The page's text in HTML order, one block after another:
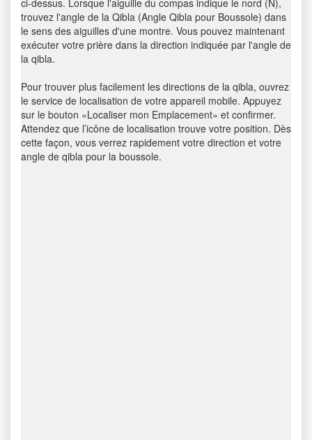
ci-dessus. Lorsque l'aiguille du compas indique le nord (N),
trouvez l'angle de la Qibla (Angle Qibla pour Boussole) dans
le sens des aiguilles d'une montre. Vous pouvez maintenant
exécuter votre prière dans la direction indiquée par l'angle de
la qibla.
Pour trouver plus facilement les directions de la qibla, ouvrez
le service de localisation de votre appareil mobile. Appuyez
sur le bouton «Localiser mon Emplacement» et confirmer.
Attendez que l’icône de localisation trouve votre position. Dès
cette façon, vous verrez rapidement votre direction et votre
angle de qibla pour la boussole.